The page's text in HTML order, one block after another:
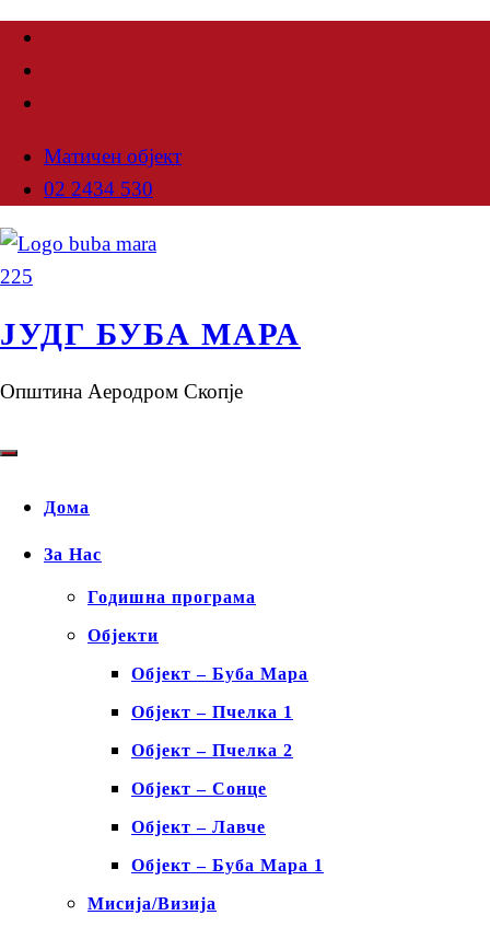
Матичен објект
02 2434 530
ЈУДГ БУБА МАРА
Општина Аеродром Скопје
Дома
За Нас
Годишна програма
Објекти
Објект – Буба Мара
Објект – Пчелка 1
Објект – Пчелка 2
Објект – Сонце
Објект – Лавче
Објект – Буба Мара 1
Мисија/Визија